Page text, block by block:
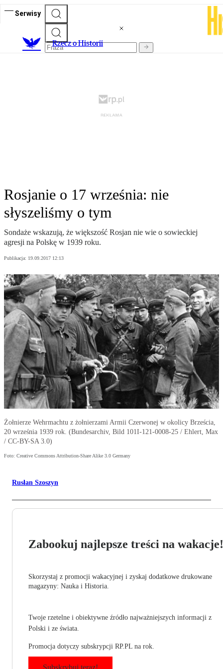
Serwisy
Rzecz o Historii
Rosjanie o 17 września: nie
słyszeliśmy o tym
Sondaże wskazują, że większość Rosjan nie wie o sowieckiej
agresji na Polskę w 1939 roku.
Publikacja: 19.09.2017 12:13
Żołnierze Wehrmachtu z żołnierzami Armii Czerwonej w okolicy Brześcia,
20 września 1939 rok. (Bundesarchiv, Bild 101I-121-0008-25 / Ehlert, Max
/ CC-BY-SA 3.0)
Foto: Creative Commons Attribution-Share Alike 3.0 Germany
Rusłan Szoszyn
Zabookuj najlepsze treści na wakacje!
Skorzystaj z promocji wakacyjnej i zyskaj dodatkowe drukowane
magazyny: Nauka i Historia.
Twoje rzetelne i obiektywne źródło najważniejszych informacji z
Polski i ze świata.
Promocja dotyczy subskrypcji RP.PL na rok.
Subskrybuj teraz!